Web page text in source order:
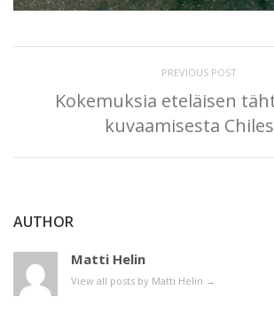
PREVIOUS POST
Kokemuksia eteläisen
kuvaamisesta
AUTHOR
Matti Helin
View all posts by Matti Helin →